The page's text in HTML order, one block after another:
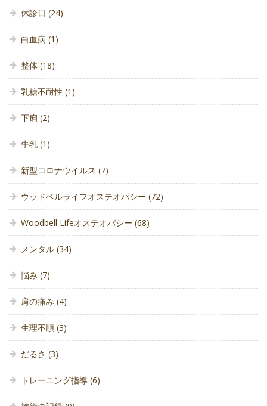
休診日 (24)
白血病 (1)
整体 (18)
乳糖不耐性 (1)
下痢 (2)
牛乳 (1)
新型コロナウイルス (7)
ウッドベルライフオステオパシー (72)
Woodbell Lifeオステオパシー (68)
メンタル (34)
悩み (7)
肩の痛み (4)
生理不順 (3)
だるさ (3)
トレーニング指導 (6)